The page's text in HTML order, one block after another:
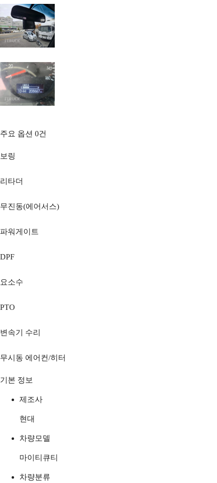
주요 옵션 0건
보링
리타더
무진동(에어서스)
파워게이트
DPF
요소수
PTO
변속기 수리
무시동 에어컨/히터
기본 정보
제조사
현대
차량모델
마이티큐티
차량분류